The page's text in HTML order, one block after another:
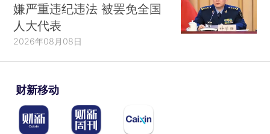
嫌严重违纪违法 被罢免全国
人大代表
2026年08月08日
财新移动